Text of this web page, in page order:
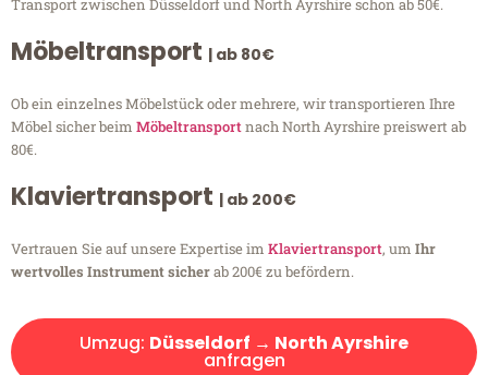
Transport zwischen Düsseldorf und North Ayrshire schon ab 50€.
Möbeltransport | ab 80€
Ob ein einzelnes Möbelstück oder mehrere, wir transportieren Ihre
Möbel sicher beim Möbeltransportnach North Ayrshire preiswert ab
80€.
Klaviertransport | ab 200€
Vertrauen Sie auf unsere Expertise im Klaviertransport, um Ihr
wertvolles Instrument sicherab 200€ zu befördern.
Umzug: Düsseldorf → North Ayrshire
anfragen